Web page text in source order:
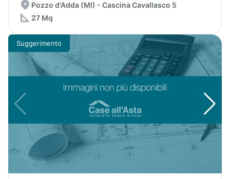
Pozzo d'Adda (MI) - Cascina Cavallasco 5
27 Mq
Suggerimento